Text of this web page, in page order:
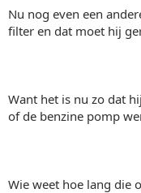
Nu nog even een
filter en dat moet hij
Want het is nu zo dat
of de benzine pomp
Wie weet hoe lang die